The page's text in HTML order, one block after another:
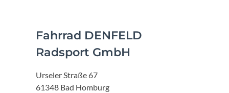
Fahrrad DENFELD
Radsport GmbH
Urseler Straße 67
61348 Bad Homburg